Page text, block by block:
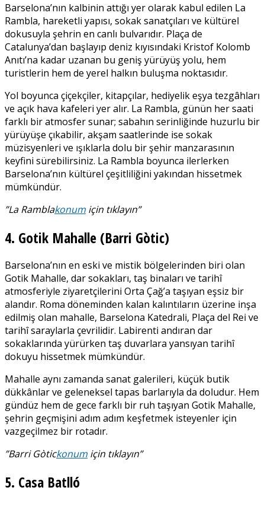
Barselona’nın kalbinin attığı yer olarak kabul edilen La
Rambla, hareketli yapısı, sokak sanatçıları ve kültürel
dokusuyla şehrin en canlı bulvarıdır. Plaça de
Catalunya’dan başlayıp deniz kıyısındaki Kristof Kolomb
Anıtı’na kadar uzanan bu geniş yürüyüş yolu, hem
turistlerin hem de yerel halkın buluşma noktasıdır.
Yol boyunca çiçekçiler, kitapçılar, hediyelik eşya tezgâhları
ve açık hava kafeleri yer alır. La Rambla, günün her saati
farklı bir atmosfer sunar; sabahın serinliğinde huzurlu bir
yürüyüşe çıkabilir, akşam saatlerinde ise sokak
müzisyenleri ve ışıklarla dolu bir şehir manzarasının
keyfini sürebilirsiniz. La Rambla boyunca ilerlerken
Barselona’nın kültürel çeşitliliğini yakından hissetmek
mümkündür.
”La Ramblakonum için tıklayın”
4. Gotik Mahalle (Barri Gòtic)
Barselona’nın en eski ve mistik bölgelerinden biri olan
Gotik Mahalle, dar sokakları, taş binaları ve tarihî
atmosferiyle ziyaretçilerini Orta Çağ’a taşıyan eşsiz bir
alandır. Roma döneminden kalan kalıntıların üzerine inşa
edilmiş olan mahalle, Barselona Katedrali, Plaça del Rei ve
tarihî saraylarla çevrilidir. Labirenti andıran dar
sokaklarında yürürken taş duvarlara yansıyan tarihî
dokuyu hissetmek mümkündür.
Mahalle aynı zamanda sanat galerileri, küçük butik
dükkânlar ve geleneksel tapas barlarıyla da doludur. Hem
gündüz hem de gece farklı bir ruh taşıyan Gotik Mahalle,
şehrin geçmişini adım adım keşfetmek isteyenler için
vazgeçilmez bir rotadır.
”Barri Gòtickonum için tıklayın”
5. Casa Batlló